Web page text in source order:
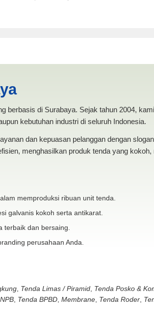
berbasis di Surabaya. Sejak tahun 2004,
kebutuhan industri di seluruh Indonesia.
dan kepuasan pelanggan dengan
menghasilkan produk tenda yang kokoh,
memproduksi ribuan unit tenda.
galvanis kokoh serta antikarat.
terbaik dan bersaing.
perusahaan Anda.
, Tenda Limas / Piramid, Tenda Posko &
, Tenda BPBD, Membrane, Tenda Roder,